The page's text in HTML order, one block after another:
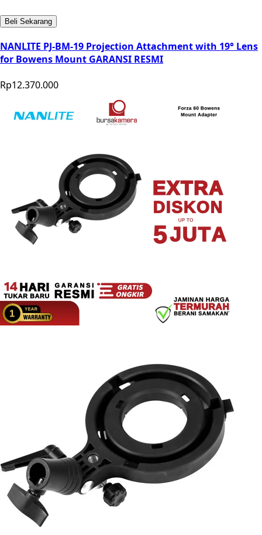
Beli Sekarang
NANLITE PJ-BM-19 Projection Attachment with 19° Lens
for Bowens Mount GARANSI RESMI
Rp12.370.000